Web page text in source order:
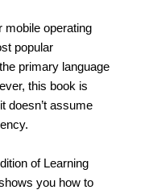
mobile operating
popular
primary language
this book is
doesn’t assume
of Learning
you how to